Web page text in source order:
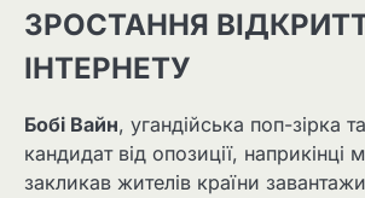
ЗРОСТАННЯ
ІНТЕРНЕТУ
Бобі Вайн, угандійська поп-зірка
кандидат від опозиції, наприкінці
закликав жителів країни